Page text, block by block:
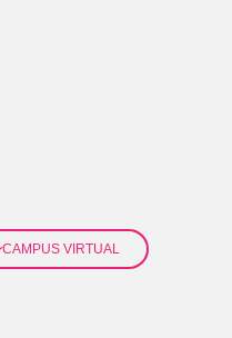
CAMPUS VIRTUAL